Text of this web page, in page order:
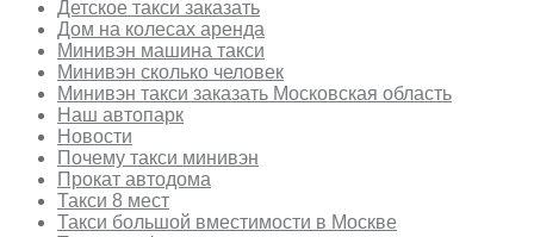
Детское такси заказать
Дом на колесах аренда
Минивэн машина такси
Минивэн сколько человек
Минивэн такси заказать Московская область
Наш автопарк
Новости
Почему такси минивэн
Прокат автодома
Такси 8 мест
Такси большой вместимости в Москве